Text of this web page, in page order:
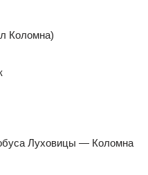
Коломна)
Луховицы — Коломна